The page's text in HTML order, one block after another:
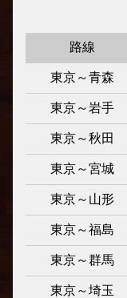
路線
東京～青森
東京～岩手
東京～秋田
東京～宮城
東京～山形
東京～福島
東京～群馬
東京～埼玉